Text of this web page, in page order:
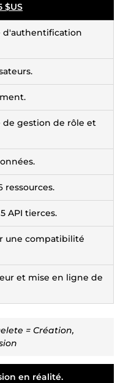
$US
d'authentification
de gestion de rôle et
ressources.
API tierces.
une compatibilité
et mise en ligne de
= Création,
en réalité.